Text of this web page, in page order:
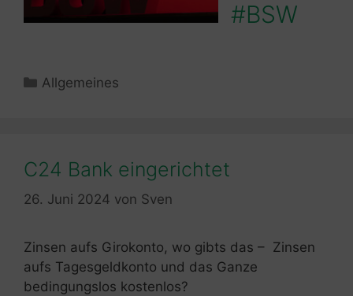
#BSW
Kategorien
Allgemeines
C24 Bank eingerichtet
26. Juni 2024 von Sven
Zinsen aufs Girokonto, wo gibts das – Zinsen
aufs Tagesgeldkonto und das Ganze
bedingungslos kostenlos?